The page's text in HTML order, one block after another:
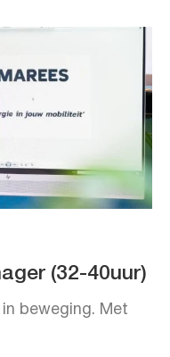
(32-40uur)
beweging. Met